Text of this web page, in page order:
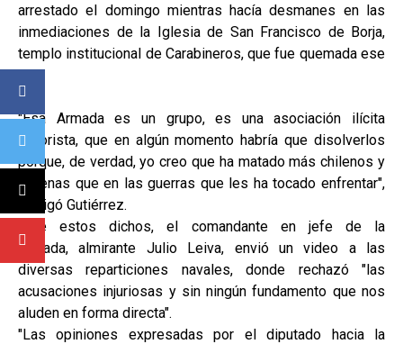
arrestado el domingo mientras hacía desmanes en las
inmediaciones de la Iglesia de San Francisco de Borja,
templo institucional de Carabineros, que fue quemada ese
día.
"Esa Armada es un grupo, es una asociación ilícita
terrorista, que en algún momento habría que disolverlos
porque, de verdad, yo creo que ha matado más chilenos y
chilenas que en las guerras que les ha tocado enfrentar",
fustigó Gutiérrez.
Ante estos dichos, el comandante en jefe de la
Armada, almirante Julio Leiva, envió un video a las
diversas reparticiones navales, donde rechazó "las
acusaciones injuriosas y sin ningún fundamento que nos
aluden en forma directa".
"Las opiniones expresadas por el diputado hacia la